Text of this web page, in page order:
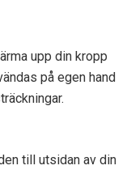
upp din kropp
på egen hand
till utsidan av din